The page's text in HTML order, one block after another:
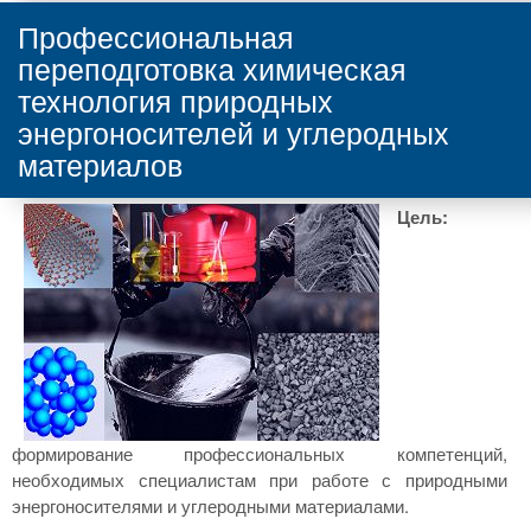
Профессиональная
переподготовка химическая
технология природных
энергоносителей и углеродных
материалов
Цель:
формирование профессиональных компетенций,
необходимых специалистам при работе с природными
энергоносителями и углеродными материалами.